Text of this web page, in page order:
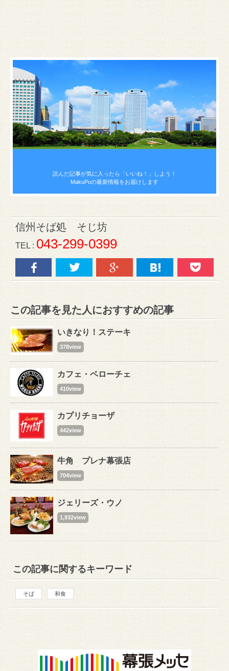
読んだ記事が気に入ったら 「いいね！」しよう！
MakuPoの最新情報をお届けします
信州そば処 そじ坊
TEL : 043-299-0399
この記事を見た人におすすめの記事
いきなり！ステーキ
378view
カフェ・ベローチェ
410view
カプリチョーザ
442view
牛角 プレナ幕張店
704view
ジェリーズ・ウノ
1,932view
この記事に関するキーワード
そば 和食